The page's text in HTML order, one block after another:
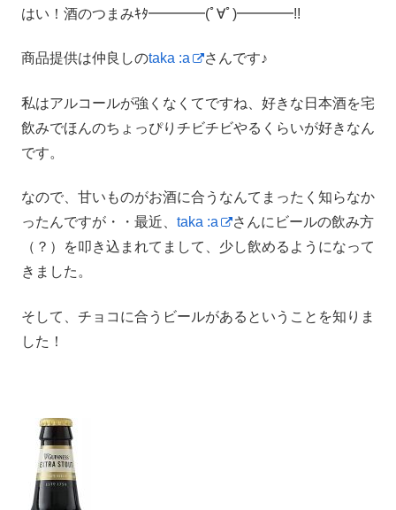
はい！酒のつまみｷﾀ━━━━(ﾟ∀ﾟ)━━━━!!
商品提供は仲良しのtaka :a さんです♪
私はアルコールが強くなくてですね、好きな日本酒を宅
飲みでほんのちょっぴりチビチビやるくらいが好きなん
です。
なので、甘いものがお酒に合うなんてまったく知らなか
ったんですが・・最近、 taka :a
さんにビールの飲み方
（？）を叩き込まれてまして、少し飲めるようになって
きました。
そして、チョコに合うビールがあるということを知りま
した！